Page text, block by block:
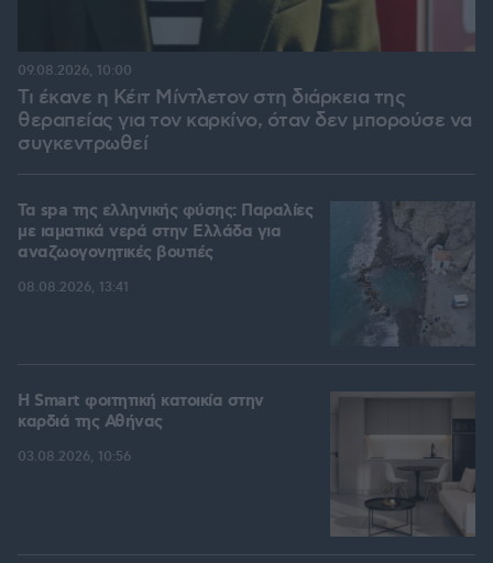
Τι έκανε η Κέιτ Μίντλετον στη διάρκεια της
θεραπείας για τον καρκίνο, όταν δεν μπορούσε να
συγκεντρωθεί
09.08.2026, 10:00
Τα spa της ελληνικής φύσης: Παραλίες
με ιαματικά νερά στην Ελλάδα για
αναζωογονητικές βουτιές
08.08.2026, 13:41
Η Smart φοιτητική κατοικία στην
καρδιά της Αθήνας
03.08.2026, 10:56